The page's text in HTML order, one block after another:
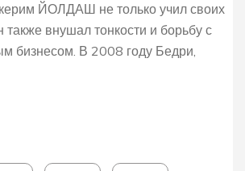
ЙОЛДАШ не только учил своих
также внушал тонкости и борьбу с
бизнесом. В 2008 году Бедри,